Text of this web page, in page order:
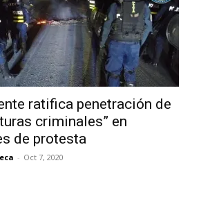
ratifica penetración de
criminales” en
de protesta
- Oct 7, 2020